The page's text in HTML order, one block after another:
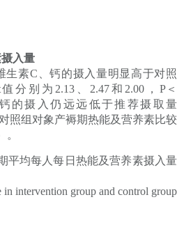
入量
生素C、钙的摄入量明显高于对照
分别为2.13、2.47和2.00，P＜
的摄入仍远远低于推荐摄取量
照组对象产褥期热能及营养素比较
平均每人每日热能及营养素摄入量
intervention group and control group